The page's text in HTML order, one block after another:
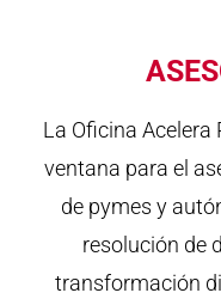
La Oficina
ventana para el
de pymes y
resolución de
transformación